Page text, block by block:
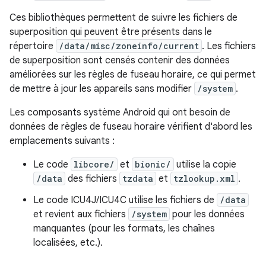
Ces bibliothèques permettent de suivre les fichiers de
superposition qui peuvent être présents dans le
répertoire
/data/misc/zoneinfo/current . Les fichiers
de superposition sont censés contenir des données
améliorées sur les règles de fuseau horaire, ce qui permet
de mettre à jour les appareils sans modifier /system .
Les composants système Android qui ont besoin de
données de règles de fuseau horaire vérifient d'abord les
emplacements suivants :
Le code libcore/ et bionic/ utilise la copie
/data des fichiers tzdata et tzlookup.xml .
Le code ICU4J/ICU4C utilise les fichiers de
/data
et revient aux fichiers /system pour les données
manquantes (pour les formats, les chaînes
localisées, etc.).